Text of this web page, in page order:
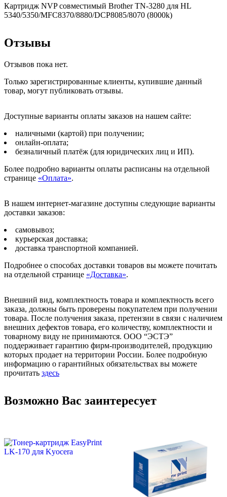
Картридж NVP совместимый Brother TN-3280 для HL
5340/5350/MFC8370/8880/DCP8085/8070 (8000k)
Отзывы
Отзывов пока нет.
Только зарегистрированные клиенты, купившие данный
товар, могут публиковать отзывы.
Доступные варианты оплаты заказов на нашем сайте:
наличными (картой) при получении;
онлайн-оплата;
безналичный платёж (для юридических лиц и ИП).
Более подробно варианты оплаты расписаны на отдельной
странице «Оплата».
В нашем интернет-магазине доступны следующие варианты
доставки заказов:
самовывоз;
курьерская доставка;
доставка транспортной компанией.
Подробнее о способах доставки товаров вы можете почитать
на отдельной странице «Доставка».
Внешний вид, комплектность товара и комплектность всего
заказа, должны быть проверены покупателем при получении
товара. После получения заказа, претензии в связи с наличием
внешних дефектов товара, его количеству, комплектности и
товарному виду не принимаются. ООО “ЭСТЭ”
поддерживает гарантию фирм-производителей, продукцию
которых продает на территории России. Более подробную
информацию о гарантийных обязательствах вы можете
прочитать здесь
Возможно Вас заинтересует